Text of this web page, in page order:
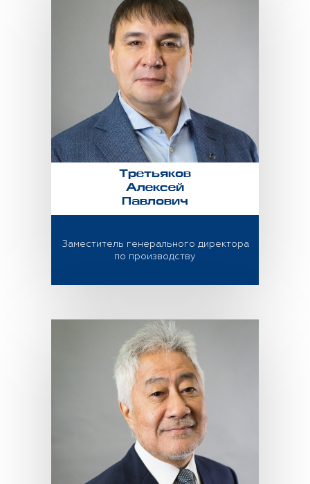
Третьяков
Алексей
Павлович
Заместитель генерального директора
по производству